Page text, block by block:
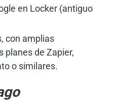
en Locker (antiguo
con amplias
planes de Zapier,
o similares.